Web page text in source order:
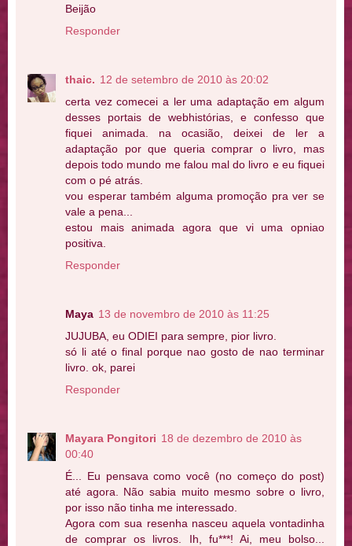
Beijão
Responder
thaic. 12 de setembro de 2010 às 20:02
certa vez comecei a ler uma adaptação em algum
desses portais de webhistórias, e confesso que
fiquei animada. na ocasião, deixei de ler a
adaptação por que queria comprar o livro, mas
depois todo mundo me falou mal do livro e eu fiquei
com o pé atrás.
vou esperar também alguma promoção pra ver se
vale a pena...
estou mais animada agora que vi uma opniao
positiva.
Responder
Maya 13 de novembro de 2010 às 11:25
JUJUBA, eu ODIEI para sempre, pior livro.
só li até o final porque nao gosto de nao terminar
livro. ok, parei
Responder
Mayara Pongitori 18 de dezembro de 2010 às
00:40
É... Eu pensava como você (no começo do post)
até agora. Não sabia muito mesmo sobre o livro,
por isso não tinha me interessado.
Agora com sua resenha nasceu aquela vontadinha
de comprar os livros. Ih, fu***! Ai, meu bolso...